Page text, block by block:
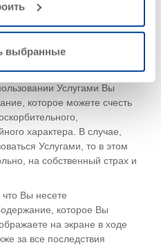
выбранные
за собой право (однако
проверку,
из, или все Содержание
Услугами Вы
которое можете счесть
характера. В случае,
Услугами, то в этом
на собственный страх и
Вы несете
которое Вы
на экране в ходе
за все последствия